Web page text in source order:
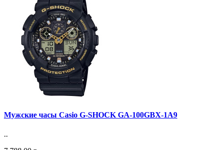
Мужские часы Casio G-SHOCK GA-100GBX-1A9
..